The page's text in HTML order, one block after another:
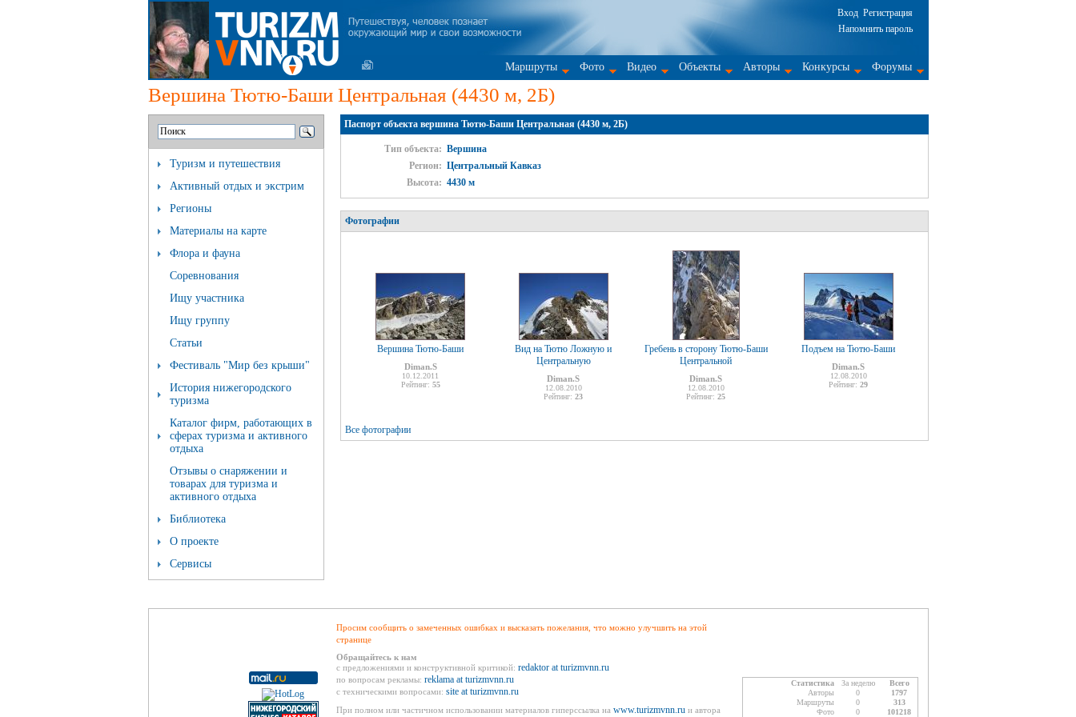
Вход Регистрация
Напомнить пароль
Маршруты Фото Видео Объекты Авторы Конкурсы Форумы
Вершина Тютю-Баши Центральная (4430 м, 2Б)
Туризм и путешествия
Активный отдых и экстрим
Регионы
Материалы на карте
Флора и фауна
Соревнования
Ищу участника
Ищу группу
Статьи
Фестиваль "Мир без крыши"
История нижегородского
туризма
Каталог фирм, работающих в
сферах туризма и активного
отдыха
Отзывы о снаряжении и
товарах для туризма и
активного отдыха
Библиотека
О проекте
Сервисы
Паспорт объекта вершина Тютю-Баши Центральная (4430 м, 2Б)
Тип объекта: Вершина
Регион: Центральный Кавказ
Высота: 4430 м
Фотографии
Вершина Тютю-Баши
Diman.S
10.12.2011
Рейтинг: 55
Вид на Тютю Ложную и
Центральную
Diman.S
12.08.2010
Рейтинг: 23
Гребень в сторону Тютю-Баши
Центральной
Diman.S
12.08.2010
Рейтинг: 25
Подъем на Тютю-Баши
Diman.S
12.08.2010
Рейтинг: 29
Все фотографии
Просим сообщить о замеченных ошибках и высказать пожелания, что можно улучшить на этой
странице
Обращайтесь к нам
с предложениями и конструктивной критикой: redaktor at turizmvnn.ru
по вопросам рекламы: reklama at turizmvnn.ru
с техническими вопросами: site at turizmvnn.ru
При полном или частичном использовании материалов гиперссылка на www.turizmvnn.ruи автора
Статистика За неделю
Всего
Авторы
0
1797
Маршруты
0
313
Фото
0 101218